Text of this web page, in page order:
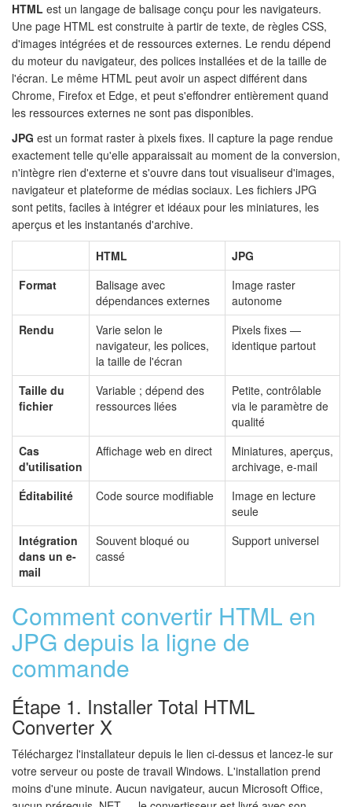
HTML est un langage de balisage conçu pour les navigateurs.
Une page HTML est construite à partir de texte, de règles CSS,
d'images intégrées et de ressources externes. Le rendu dépend
du moteur du navigateur, des polices installées et de la taille de
l'écran. Le même HTML peut avoir un aspect différent dans
Chrome, Firefox et Edge, et peut s'effondrer entièrement quand
les ressources externes ne sont pas disponibles.
JPG est un format raster à pixels fixes. Il capture la page rendue
exactement telle qu'elle apparaissait au moment de la conversion,
n'intègre rien d'externe et s'ouvre dans tout visualiseur d'images,
navigateur et plateforme de médias sociaux. Les fichiers JPG
sont petits, faciles à intégrer et idéaux pour les miniatures, les
aperçus et les instantanés d'archive.
HTML
JPG
Format
Balisage avec
dépendances externes
Image raster
autonome
Rendu
Varie selon le
navigateur, les polices,
la taille de l'écran
Pixels fixes —
identique partout
Taille du
fichier
Variable ; dépend des
ressources liées
Petite, contrôlable
via le paramètre de
qualité
Cas
d'utilisation
Affichage web en direct
Miniatures, aperçus,
archivage, e-mail
Éditabilité
Code source modifiable
Image en lecture
seule
Intégration
dans un e-
mail
Souvent bloqué ou
cassé
Support universel
Comment convertir HTML en
JPG depuis la ligne de
commande
Étape 1. Installer Total HTML
Converter X
Téléchargez l'installateur depuis le lien ci-dessus et lancez-le sur
votre serveur ou poste de travail Windows. L'installation prend
moins d'une minute. Aucun navigateur, aucun Microsoft Office,